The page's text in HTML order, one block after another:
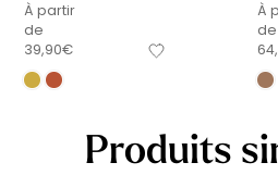
À partir
de
39,90€
À
de
Produits